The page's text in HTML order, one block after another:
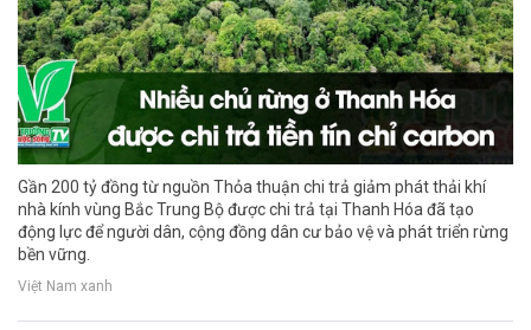
Gần 200 tỷ đồng từ nguồn Thỏa thuận chi trả giảm phát thải khí
nhà kính vùng Bắc Trung Bộ được chi trả tại Thanh Hóa đã tạo
động lực để người dân, cộng đồng dân cư bảo vệ và phát triển rừng
bền vững.
Việt Nam xanh